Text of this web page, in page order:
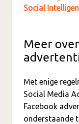
Social
Meer
Met enige
Social Media
Facebook
onderstaande